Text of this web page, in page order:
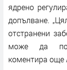
ядрено
допълване.
отстранени
може да
коментира още